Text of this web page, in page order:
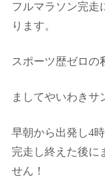
フルマラソン完走
ります。
スポーツ歴ゼロの
ましてやいわきサ
早朝から出発し4
完走し終えた後に
せん！